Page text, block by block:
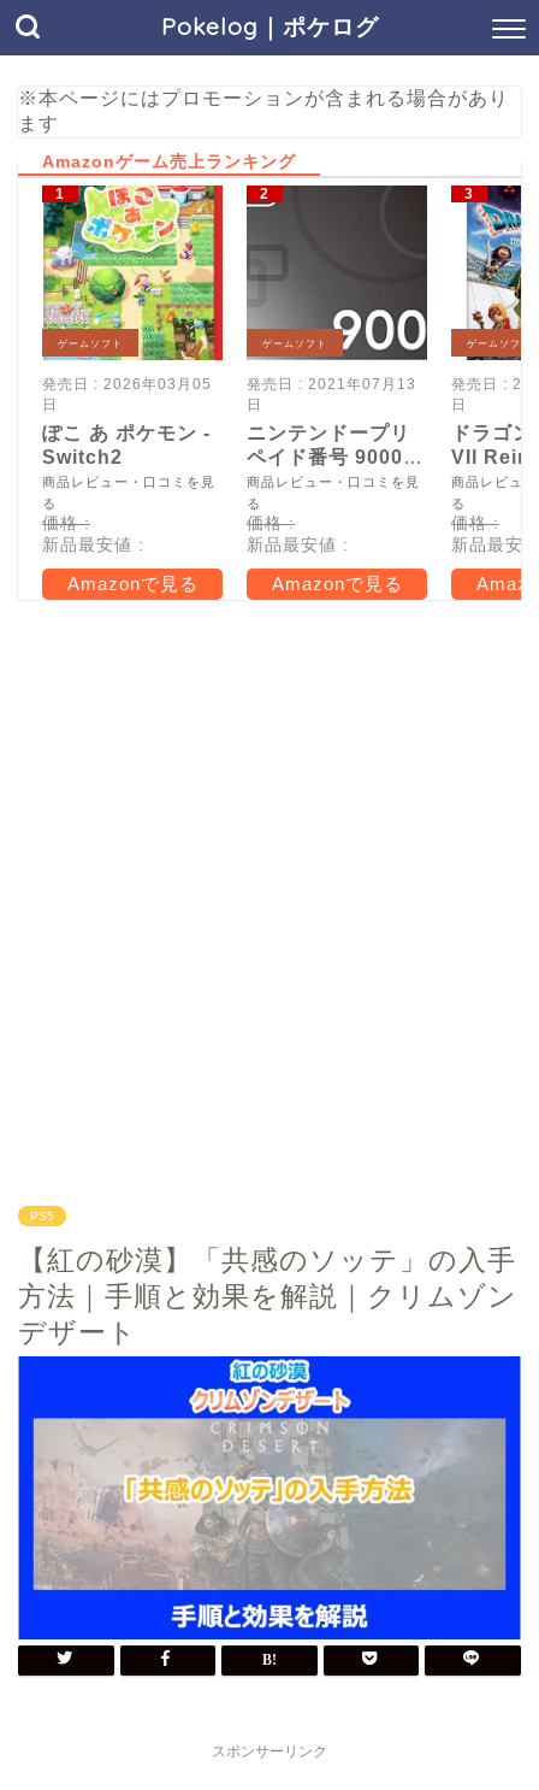
Pokelog｜ポケログ
※本ページにはプロモーションが含まれる場合があり
ます
Amazonゲーム売上ランキング
ゲームソフト
発売日 : 2026年03月05
日
ぽこ あ ポケモン -
Switch2
商品レビュー・口コミを見
る
価格 :
新品最安値 :
Amazonで見る
ゲームソフト
発売日 : 2021年07月13
日
ニンテンドープリ
ペイド番号 9000
円|オンラインコー
ド版
商品レビュー・口コミを見
る
価格 :
新品最安値 :
Amazonで見る
ゲームソフト
発売日 :
日
ドラゴ
VII
Switch2
商品レビュ
る
価格 :
新品最安
PS5
【紅の砂漠】「共感のソッテ」の入手
方法｜手順と効果を解説｜クリムゾン
デザート
スポンサーリンク